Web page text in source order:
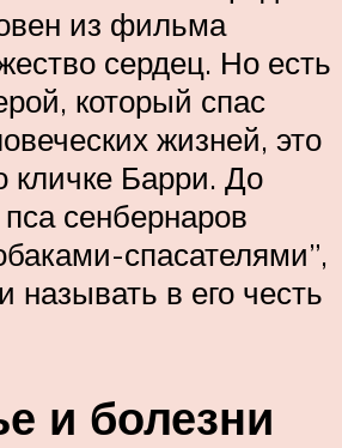
из фильма
сердец. Но есть
который спас
жизней, это
кличке Барри. До
пса сенбернаров
спасателями”,
называть в его честь
и болезни